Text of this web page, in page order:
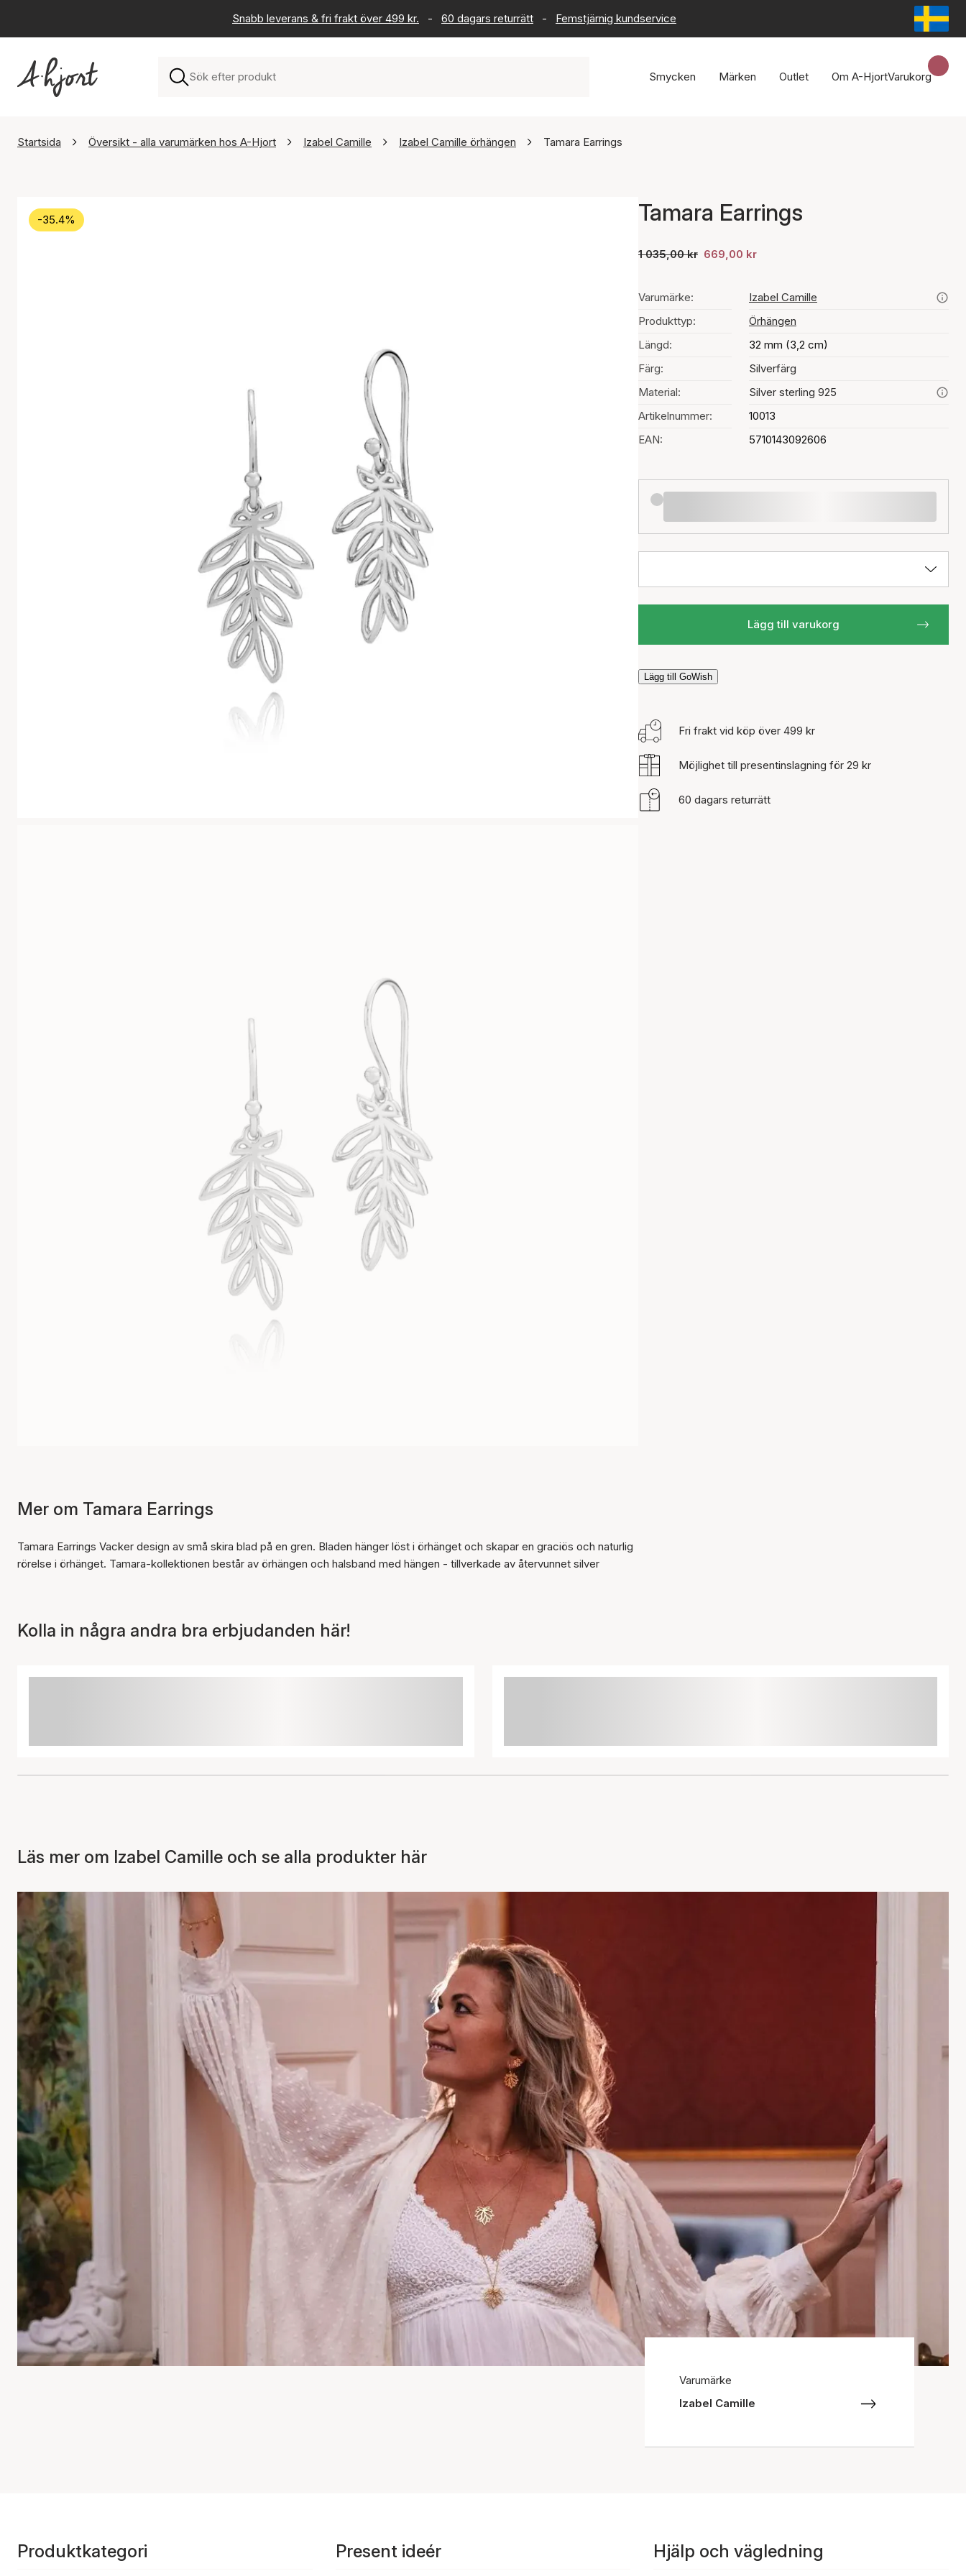
Snabb leverans & fri frakt över 499 kr. - 60 dagars returrätt - Femstjärnig kundservice
Smycken Märken Outlet Om A-HjortVarukorg
Startsida Översikt - alla varumärken hos A-Hjort Izabel Camille Izabel Camille örhängen Tamara Earrings
-35.4% Tamara Earrings
1 035,00 kr 669,00 kr
Varumärke:
Izabel Camille
Produkttyp:
Örhängen
Längd:
32 mm (3,2 cm)
Färg:
Silverfärg
Material:
Silver sterling 925
Artikelnummer:
10013
EAN:
5710143092606
Lägg till varukorg
Lägg till GoWish
Fri frakt vid köp över 499 kr
Möjlighet till presentinslagning för 29 kr
60 dagars returrätt
Mer om Tamara Earrings
Tamara Earrings Vacker design av små skira blad på en gren. Bladen hänger löst i örhänget och skapar en graciös och naturlig
rörelse i örhänget. Tamara-kollektionen består av örhängen och halsband med hängen - tillverkade av återvunnet silver
Kolla in några andra bra erbjudanden här!
Läs mer om Izabel Camille och se alla produkter här
Varumärke
Izabel Camille
Produktkategori Present ideér Hjälp och vägledning